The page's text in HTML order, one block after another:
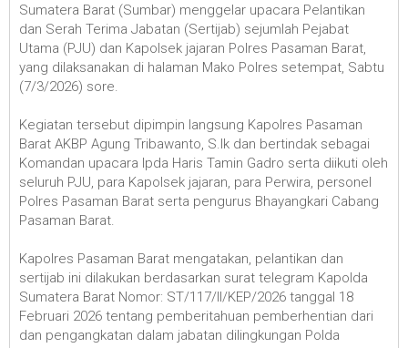
Sumatera Barat (Sumbar) menggelar upacara Pelantikan
dan Serah Terima Jabatan (Sertijab) sejumlah Pejabat
Utama (PJU) dan Kapolsek jajaran Polres Pasaman Barat,
yang dilaksanakan di halaman Mako Polres setempat, Sabtu
(7/3/2026) sore.
Kegiatan tersebut dipimpin langsung Kapolres Pasaman
Barat AKBP Agung Tribawanto, S.Ik dan bertindak sebagai
Komandan upacara Ipda Haris Tamin Gadro serta diikuti oleh
seluruh PJU, para Kapolsek jajaran, para Perwira, personel
Polres Pasaman Barat serta pengurus Bhayangkari Cabang
Pasaman Barat.
Kapolres Pasaman Barat mengatakan, pelantikan dan
sertijab ini dilakukan berdasarkan surat telegram Kapolda
Sumatera Barat Nomor: ST/117/II/KEP/2026 tanggal 18
Februari 2026 tentang pemberitahuan pemberhentian dari
dan pengangkatan dalam jabatan dilingkungan Polda